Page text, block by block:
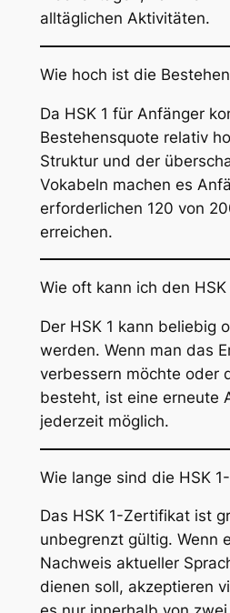
alltäglichen Aktivitäten.
Wie hoch ist die
Da HSK 1 für Anfänger
Bestehensquote relativ
Struktur und der
Vokabeln machen es
erforderlichen 120 von
erreichen.
Wie oft kann ich den
Der HSK 1 kann beliebig
werden. Wenn man das
verbessern möchte oder
besteht, ist eine erneute
jederzeit möglich.
Wie lange sind die HSK
Das HSK 1-Zertifikat ist
unbegrenzt gültig. Wenn
Nachweis aktueller
dienen soll, akzeptieren